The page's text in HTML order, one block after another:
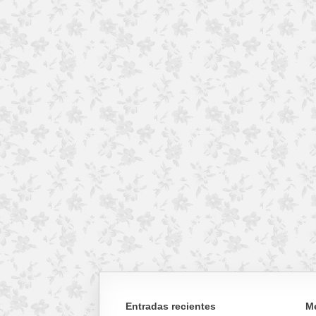
Entradas recientes